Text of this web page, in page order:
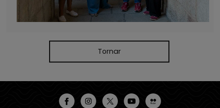
Tornar